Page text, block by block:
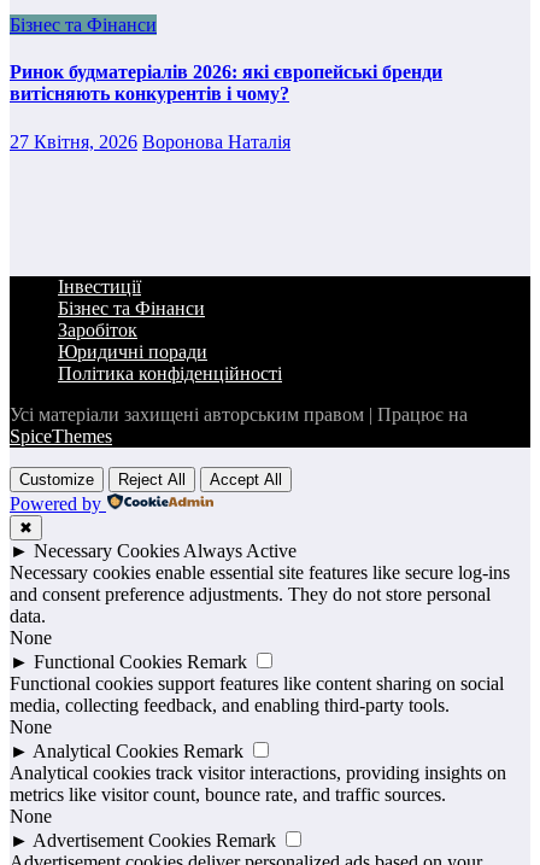
Бізнес та Фінанси
Ринок будматеріалів 2026: які європейські бренди
витісняють конкурентів і чому?
27 Квітня, 2026 Воронова Наталія
Інвестиції
Бізнес та Фінанси
Заробіток
Юридичні поради
Політика конфіденційності
Усі матеріали захищені авторським правом | Працює на
SpiceThemes
Customize Reject All Accept All
Powered by
✖
► Necessary Cookies Always Active
Necessary cookies enable essential site features like secure log-ins
and consent preference adjustments. They do not store personal
data.
None
► Functional Cookies Remark
Functional cookies support features like content sharing on social
media, collecting feedback, and enabling third-party tools.
None
► Analytical Cookies Remark
Analytical cookies track visitor interactions, providing insights on
metrics like visitor count, bounce rate, and traffic sources.
None
► Advertisement Cookies Remark